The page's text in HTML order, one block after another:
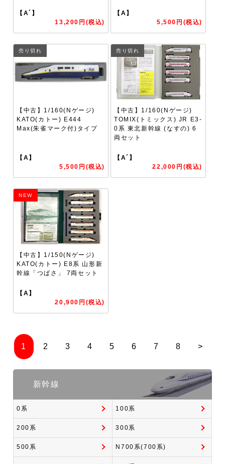
【A´】
13,200円(税込)
【A】
5,500円(税込)
売り切れ
【中古】1/160(Nゲージ)
KATO(カトー) E444
Max(朱雀マーク付)タイプ
【A】
5,500円(税込)
売り切れ
【中古】1/160(Nゲージ)
TOMIX(トミックス) JR E3-
0系 東北新幹線 (なすの) 6
両セット
【A´】
22,000円(税込)
NEW
【中古】1/150(Nゲージ)
KATO(カトー) E8系 山形新
幹線「つばさ」 7両セット
【A】
20,900円(税込)
1 2 3 4 5 6 7 8 >
新幹線
0系 100系
200系 300系
500系 N700系(700系)